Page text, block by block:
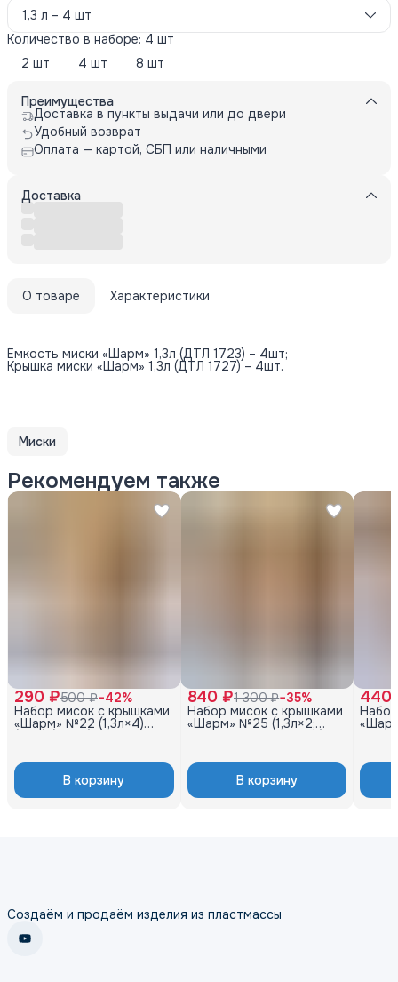
1,3 л – 4 шт
Количество в наборе: 4 шт
2 шт
4 шт 8 шт
Преимущества
Доставка в пункты выдачи или до двери
Удобный возврат
Оплата — картой, СБП или наличными
Доставка
О товаре Характеристики
Ёмкость миски «Шарм» 1,3л (ДТЛ 1723) – 4шт;
Крышка миски «Шарм» 1,3л (ДТЛ 1727) – 4шт.
Миски
Рекомендуем также
290 ₽500 ₽−42%
Набор мисок с крышками
«Шарм» №22 (1,3л×4)
В корзину
840 ₽1 300 ₽−35%
Набор мисок с крышками
«Шарм» №25 (1,3л×2;
В корзину
440
Создаём и продаём изделия из пластмассы